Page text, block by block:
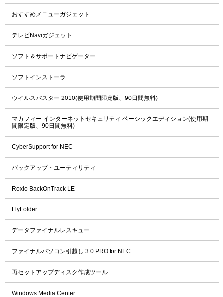
おすすめメニューガジェット
テレビNaviガジェット
ソフト＆サポートナビゲーター
ソフトインストーラ
ウイルスバスター 2010(使用期間限定版、90日間無料)
マカフィー インターネットセキュリティ ベーシックエディション(使用期
間限定版、90日間無料)
CyberSupport for NEC
バックアップ・ユーティリティ
Roxio BackOnTrack LE
FlyFolder
データファイナルレスキュー
ファイナルパソコン引越し 3.0 PRO for NEC
再セットアップディスク作成ツール
Windows Media Center